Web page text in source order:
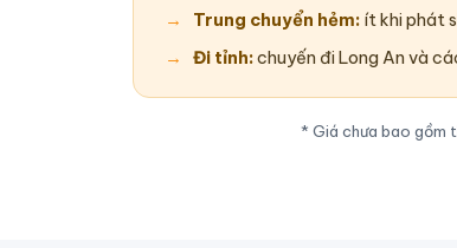
Trung chuyển hẻm: ít khi phát
Đi tỉnh:chuyến đi Long An và
* Giá chưa bao gồm